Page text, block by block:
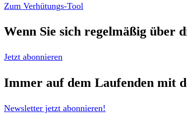
Zum Verhütungs-Tool
Wenn Sie sich regelmäßig über
Jetzt abonnieren
Immer auf dem Laufenden mit
Newsletter jetzt abonnieren!